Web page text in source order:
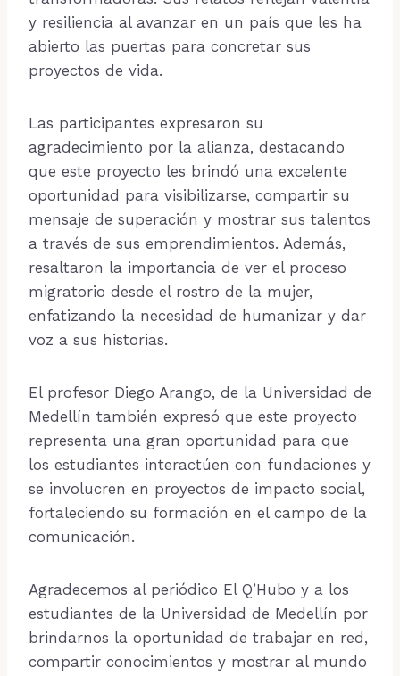
y resiliencia al avanzar en un país que les ha
abierto las puertas para concretar sus
proyectos de vida.
Las participantes expresaron su
agradecimiento por la alianza, destacando
que este proyecto les brindó una excelente
oportunidad para visibilizarse, compartir su
mensaje de superación y mostrar sus talentos
a través de sus emprendimientos. Además,
resaltaron la importancia de ver el proceso
migratorio desde el rostro de la mujer,
enfatizando la necesidad de humanizar y dar
voz a sus historias.
El profesor Diego Arango, de la Universidad de
Medellín también expresó que este proyecto
representa una gran oportunidad para que
los estudiantes interactúen con fundaciones y
se involucren en proyectos de impacto social,
fortaleciendo su formación en el campo de la
comunicación.
Agradecemos al periódico El Q’Hubo y a los
estudiantes de la Universidad de Medellín por
brindarnos la oportunidad de trabajar en red,
compartir conocimientos y mostrar al mundo